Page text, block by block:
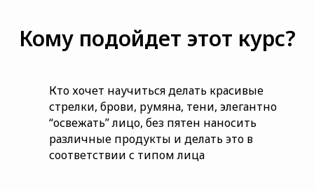
Кому подойдет этот курс?
Кто хочет научиться делать красивые
стрелки, брови, румяна, тени, элегантно
“освежать” лицо, без пятен наносить
различные продукты и делать это в
соответствии с типом лица